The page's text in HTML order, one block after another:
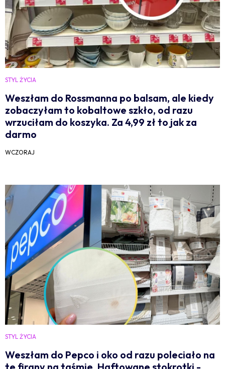
STYL ŻYCIA
Weszłam do Rossmanna po balsam, ale kiedy
zobaczyłam to kobaltowe szkło, od razu
wrzuciłam do koszyka. Za 4,99 zł to jak za
darmo
WCZORAJ
STYL ŻYCIA
Weszłam do Pepco i oko od razu poleciało na